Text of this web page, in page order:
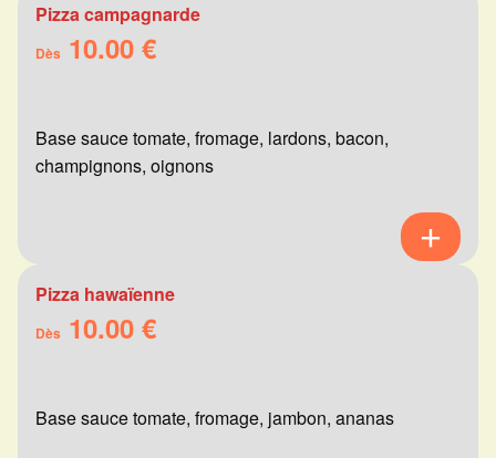
Pizza campagnarde
Dès 10.00 €
Base sauce tomate, fromage, lardons, bacon,
champignons, oignons
Pizza hawaïenne
Dès 10.00 €
Base sauce tomate, fromage, jambon, ananas